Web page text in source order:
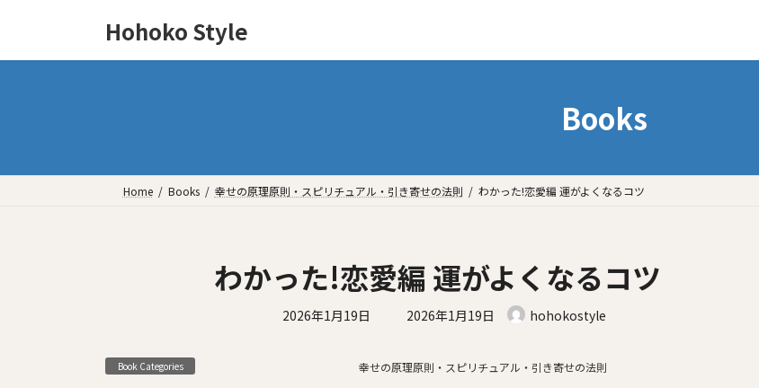
Hohoko Style
Books
Home Books 幸せの原理原則・スピリチュアル・引き寄せの法則 わかった!恋愛編 運がよくなるコツ
わかった!恋愛編 運がよくなるコツ
2026年1月19日
最
新
2026年1月19日 hohokostyle
Book Categories 幸せの原理原則・スピリチュアル・引き寄せの法則